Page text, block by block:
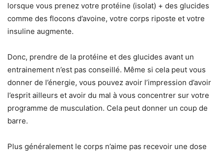
lorsque vous prenez votre protéine (isolat) + des glucides
comme des flocons d’avoine, votre corps riposte et votre
insuline augmente.
Donc, prendre de la protéine et des glucides avant un
entrainement n’est pas conseillé. Même si cela peut vous
donner de l’énergie, vous pouvez avoir l’impression d’avoir
l’esprit ailleurs et avoir du mal à vous concentrer sur votre
programme de musculation. Cela peut donner un coup de
barre.
Plus généralement le corps n’aime pas recevoir une dose